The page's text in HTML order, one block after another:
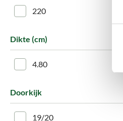
220
Dikte (cm)
4.80
Doorkijk
19/20